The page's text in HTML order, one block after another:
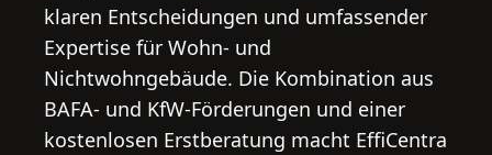
klaren Entscheidungen und umfassender
Expertise für Wohn- und
Nichtwohngebäude. Die Kombination aus
BAFA- und KfW-Förderungen und einer
kostenlosen Erstberatung macht EffiCentra